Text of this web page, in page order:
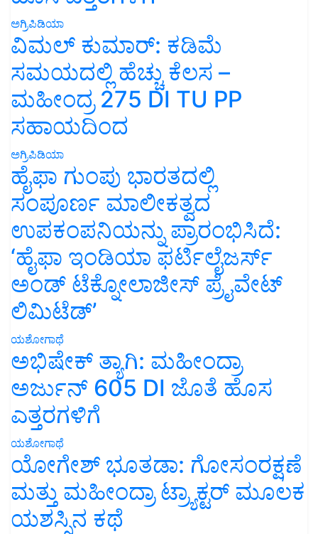
ಅಗ್ರಿಪಿಡಿಯಾ
ವಿಮಲ್ ಕುಮಾರ್: ಕಡಿಮೆ
ಸಮಯದಲ್ಲಿ ಹೆಚ್ಚು ಕೆಲಸ –
ಮಹೀಂದ್ರ 275 DI TU PP
ಸಹಾಯದಿಂದ
ಅಗ್ರಿಪಿಡಿಯಾ
ಹೈಫಾ ಗುಂಪು ಭಾರತದಲ್ಲಿ
ಸಂಪೂರ್ಣ ಮಾಲೀಕತ್ವದ
ಉಪಕಂಪನಿಯನ್ನು ಪ್ರಾರಂಭಿಸಿದೆ:
‘ಹೈಫಾ ಇಂಡಿಯಾ ಫರ್ಟಿಲೈಜರ್ಸ್
ಅಂಡ್ ಟೆಕ್ನೋಲಾಜೀಸ್ ಪ್ರೈವೇಟ್
ಲಿಮಿಟೆಡ್’
ಯಶೋಗಾಥೆ
ಅಭಿಷೇಕ್ ತ್ಯಾಗಿ: ಮಹೀಂದ್ರಾ
ಅರ್ಜುನ್ 605 DI ಜೊತೆ ಹೊಸ
ಎತ್ತರಗಳಿಗೆ
ಯಶೋಗಾಥೆ
ಯೋಗೇಶ್ ಭೂತಡಾ: ಗೋಸಂರಕ್ಷಣೆ
ಮತ್ತು ಮಹೀಂದ್ರಾ ಟ್ರ್ಯಾಕ್ಟರ್ ಮೂಲಕ
ಯಶಸ್ಸಿನ ಕಥೆ